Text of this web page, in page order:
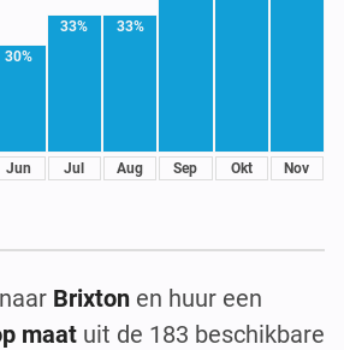
30%
Jun
33%
Jul
33%
Aug Sep Okt Nov
Brixton en huur een
maat uit de 183 beschikbare